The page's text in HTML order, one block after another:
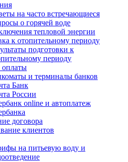
на часто встречающиеся
о горячей воде
тепловой энергии
к отопительному периоду
подготовки к
периоду
и терминалы банков
Банк
России
online и автоплатеж
договора
клиентов
на питьевую воду и